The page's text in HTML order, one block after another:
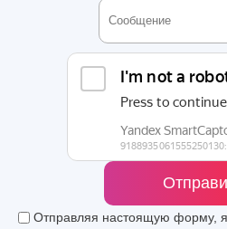
Отправляя настоящую форму,